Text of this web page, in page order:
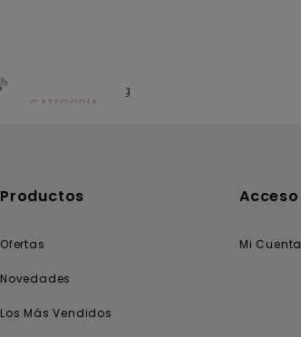
CATEGORÍA
Productos
Ofertas
Novedades
Los Más Vendidos
Acceso
Mi Cuenta